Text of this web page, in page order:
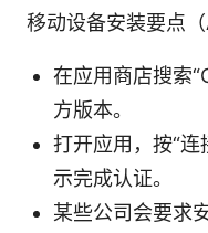
移动设备安装要点
在应用商店搜索
方版本。
打开应用，按“连
示完成认证。
某些公司会要求